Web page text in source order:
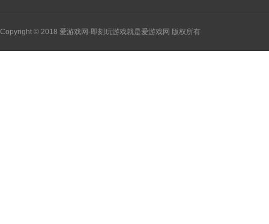
Copyright © 2018 爱游戏网-即刻玩游戏就是爱游戏网 版权所有